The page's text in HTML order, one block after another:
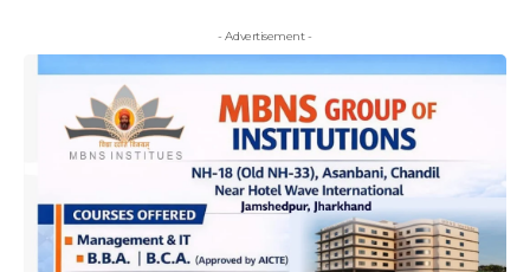
- Advertisement -